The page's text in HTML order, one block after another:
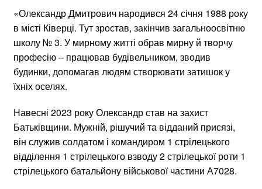
«Олександр Дмитрович народився 24 січня 1988 року
в місті Ківерці. Тут зростав, закінчив загальноосвітню
школу № 3. У мирному житті обрав мирну й творчу
професію – працював будівельником, зводив
будинки, допомагав людям створювати затишок у
їхніх оселях.
Навесні 2023 року Олександр став на захист
Батьківщини. Мужній, рішучий та відданий присязі,
він служив солдатом і командиром 1 стрілецького
відділення 1 стрілецького взводу 2 стрілецької роти 1
стрілецького батальйону військової частини А7028.